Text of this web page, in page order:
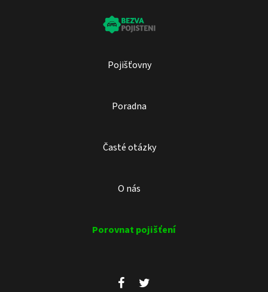
Pojišťovny
Poradna
Časté otázky
O nás
Porovnat pojišťení